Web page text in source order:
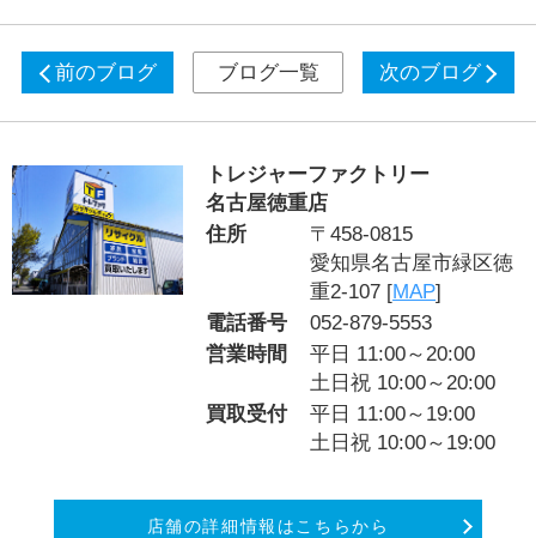
前のブログ ブログ一覧 次のブログ
トレジャーファクトリー
名古屋徳重店
住所
〒458-0815
愛知県名古屋市緑区徳
重2-107 [MAP]
電話番号
052-879-5553
営業時間
平日 11:00～20:00
土日祝 10:00～20:00
買取受付
平日 11:00～19:00
土日祝 10:00～19:00
店舗の詳細情報はこちらから